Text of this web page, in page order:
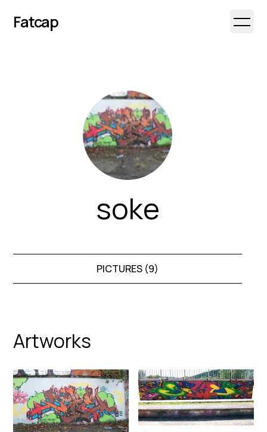
Fatcap Open
soke
PICTURES (9)
Artworks